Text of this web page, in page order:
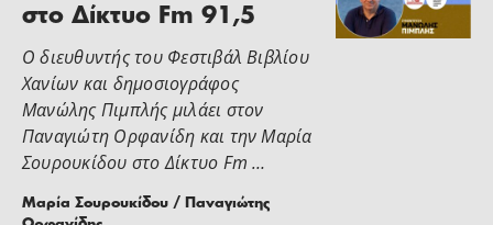
στο Δίκτυο Fm 91,5
Ο διευθυντής του Φεστιβάλ Βιβλίου
Χανίων και δημοσιογράφος
Μανώλης Πιμπλής μιλάει στον
Παναγιώτη Ορφανίδη και την Μαρία
Σουρουκίδου στο Δίκτυο Fm …
Μαρία Σουρουκίδου / Παναγιώτης